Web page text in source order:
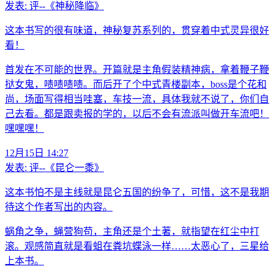
发表: 评--《神秘降临》
这本书写的很有味道，神秘复苏系列的，贯穿着中式灵异很好
看！
首发在不可能的世界。开篇就是主角假装精神病，拿着鞭子鞭
挞女鬼，啧啧啧啧。而后开了个中式青楼副本，boss是个花和
尚，场面写得相当哇塞，车技一流，具体我就不说了，你们自
己去看。都是跟卖报的学的，以后不会有流派叫做开车流吧！
嘿嘿嘿！
12月15日 14:27
发表: 评--《昆仑一黍》
这本书怕不是主线就是昆仑五国的纷争了，可惜，这不是我期
待这个作者写出的内容。
蜗角之争，蝇营狗苟，主角还是个土著，就指望在红尘中打
滚。观感简直就是看蛆在粪坑蝶泳一样……太恶心了，三星给
上本书。